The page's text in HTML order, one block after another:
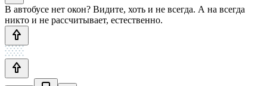
В автобусе нет окон? Видите, хоть и не всегда. А на всегда
никто и не рассчитывает, естественно.